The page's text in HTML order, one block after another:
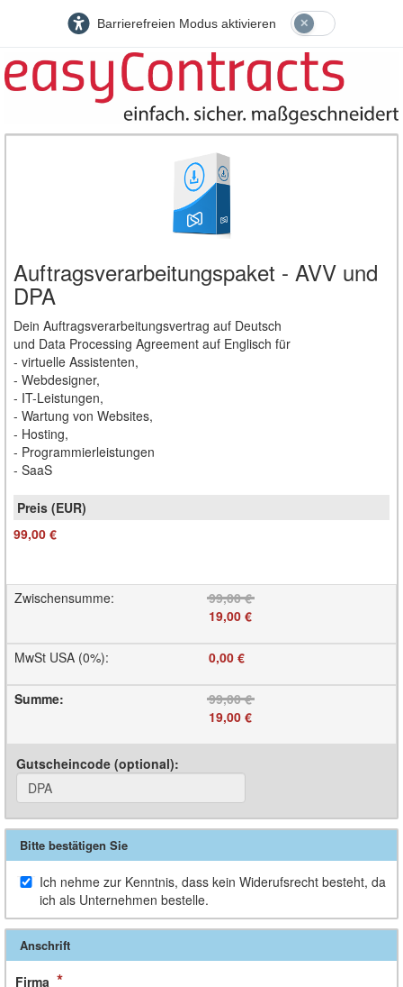
Barrierefreien Modus aktivieren
Auftragsverarbeitungspaket - AVV und
DPA
Dein Auftragsverarbeitungsvertrag auf Deutsch
und Data Processing Agreement auf Englisch für
- virtuelle Assistenten,
- Webdesigner,
- IT-Leistungen,
- Wartung von Websites,
- Hosting,
- Programmierleistungen
- SaaS
99,00 €
Zwischensumme:
99,00 €
19,00 €
MwSt USA (0%): 0,00 €
Summe:
99,00 €
19,00 €
Gutscheincode (optional):
Bitte bestätigen Sie
Ich nehme zur Kenntnis, dass kein Widerufsrecht besteht, da
ich als Unternehmen bestelle.
Anschrift
Firma *